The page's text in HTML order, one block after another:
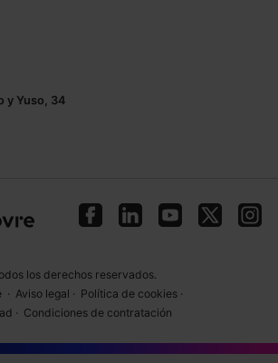
y Yuso, 34
los derechos reservados.
· Aviso legal · Política de cookies ·
· Condiciones de contratación